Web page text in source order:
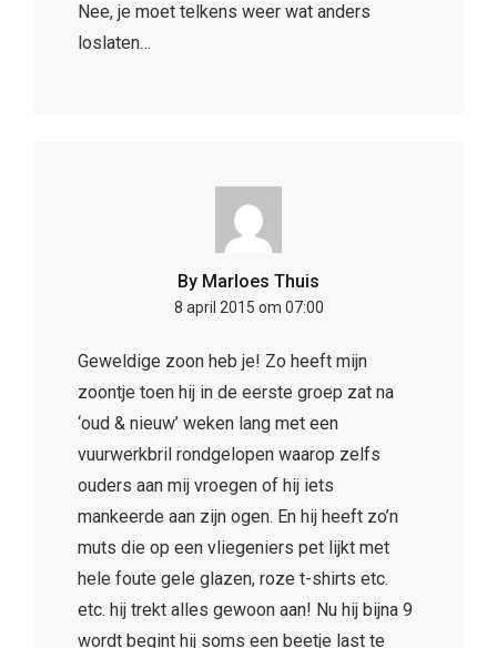
Nee, je moet telkens weer wat anders
loslaten…
By Marloes Thuis
8 april 2015 om 07:00
Geweldige zoon heb je! Zo heeft mijn
zoontje toen hij in de eerste groep zat na
‘oud & nieuw’ weken lang met een
vuurwerkbril rondgelopen waarop zelfs
ouders aan mij vroegen of hij iets
mankeerde aan zijn ogen. En hij heeft zo’n
muts die op een vliegeniers pet lijkt met
hele foute gele glazen, roze t-shirts etc.
etc. hij trekt alles gewoon aan! Nu hij bijna 9
wordt begint hij soms een beetje last te